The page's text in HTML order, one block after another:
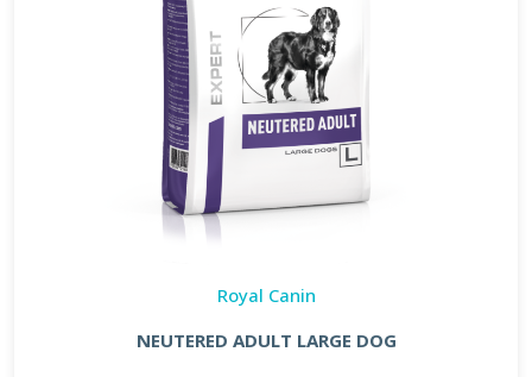
Royal Canin
NEUTERED ADULT LARGE DOG